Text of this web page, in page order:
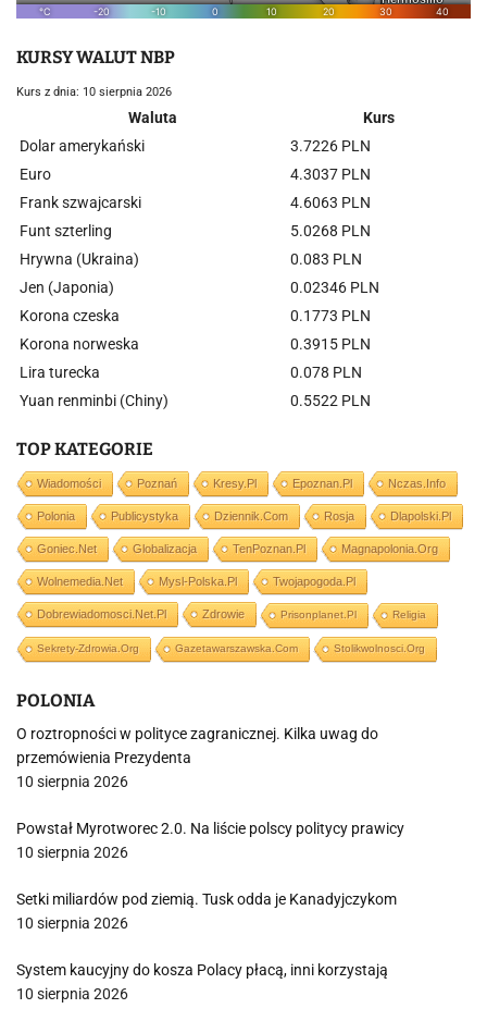
KURSY WALUT NBP
Kurs z dnia: 10 sierpnia 2026
Waluta
Kurs
Dolar amerykański
3.7226 PLN
Euro
4.3037 PLN
Frank szwajcarski
4.6063 PLN
Funt szterling
5.0268 PLN
Hrywna (Ukraina)
0.083 PLN
Jen (Japonia)
0.02346 PLN
Korona czeska
0.1773 PLN
Korona norweska
0.3915 PLN
Lira turecka
0.078 PLN
Yuan renminbi (Chiny)
0.5522 PLN
TOP KATEGORIE
Wiadomości Poznań Kresy.pl Epoznan.pl Nczas.info
Polonia Publicystyka Dziennik.com Rosja Dlapolski.pl
Goniec.net Globalizacja TenPoznan.pl Magnapolonia.org
Wolnemedia.net Mysl-Polska.pl Twojapogoda.pl
Dobrewiadomosci.net.pl Zdrowie Prisonplanet.pl Religia
Sekrety-Zdrowia.org Gazetawarszawska.com Stolikwolnosci.org
POLONIA
O roztropności w polityce zagranicznej. Kilka uwag do
przemówienia Prezydenta
10 sierpnia 2026
Powstał Myrotworec 2.0. Na liście polscy politycy prawicy
10 sierpnia 2026
Setki miliardów pod ziemią. Tusk odda je Kanadyjczykom
10 sierpnia 2026
System kaucyjny do kosza Polacy płacą, inni korzystają
10 sierpnia 2026